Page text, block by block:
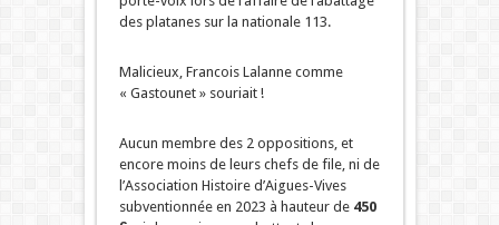
des platanes sur la nationale 113.
Malicieux, Francois Lalanne comme
« Gastounet » souriait !
Aucun membre des 2 oppositions, et
encore moins de leurs chefs de file, ni de
l’Association Histoire d’Aigues-Vives
subventionnée en 2023 à hauteur de 450